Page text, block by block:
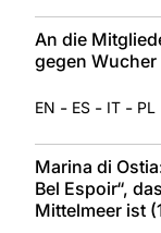
An die
gegen
EN - ES - IT - PL
Marina di
Bel Espoir“,
Mittelmeer ist